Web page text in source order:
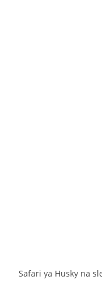
Safari ya Husky na